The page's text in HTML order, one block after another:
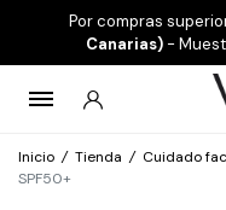
Por compras
Canarias)-
Inicio / Tienda / Cuidado
SPF50+